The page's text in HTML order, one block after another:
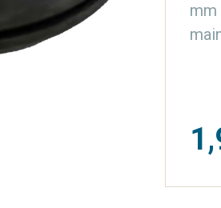
mm